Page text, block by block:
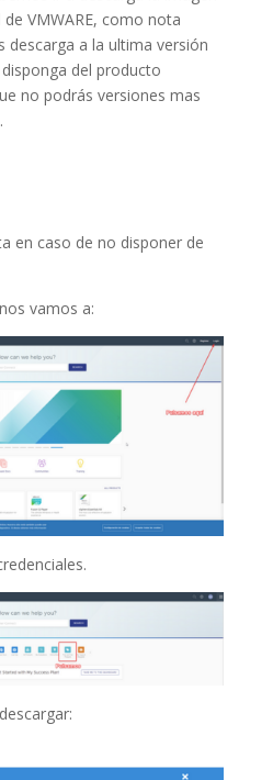
VMWARE, como nota
descarga a la ultima versión
del producto
no podrás versiones mas
en caso de no disponer de
vamos a: